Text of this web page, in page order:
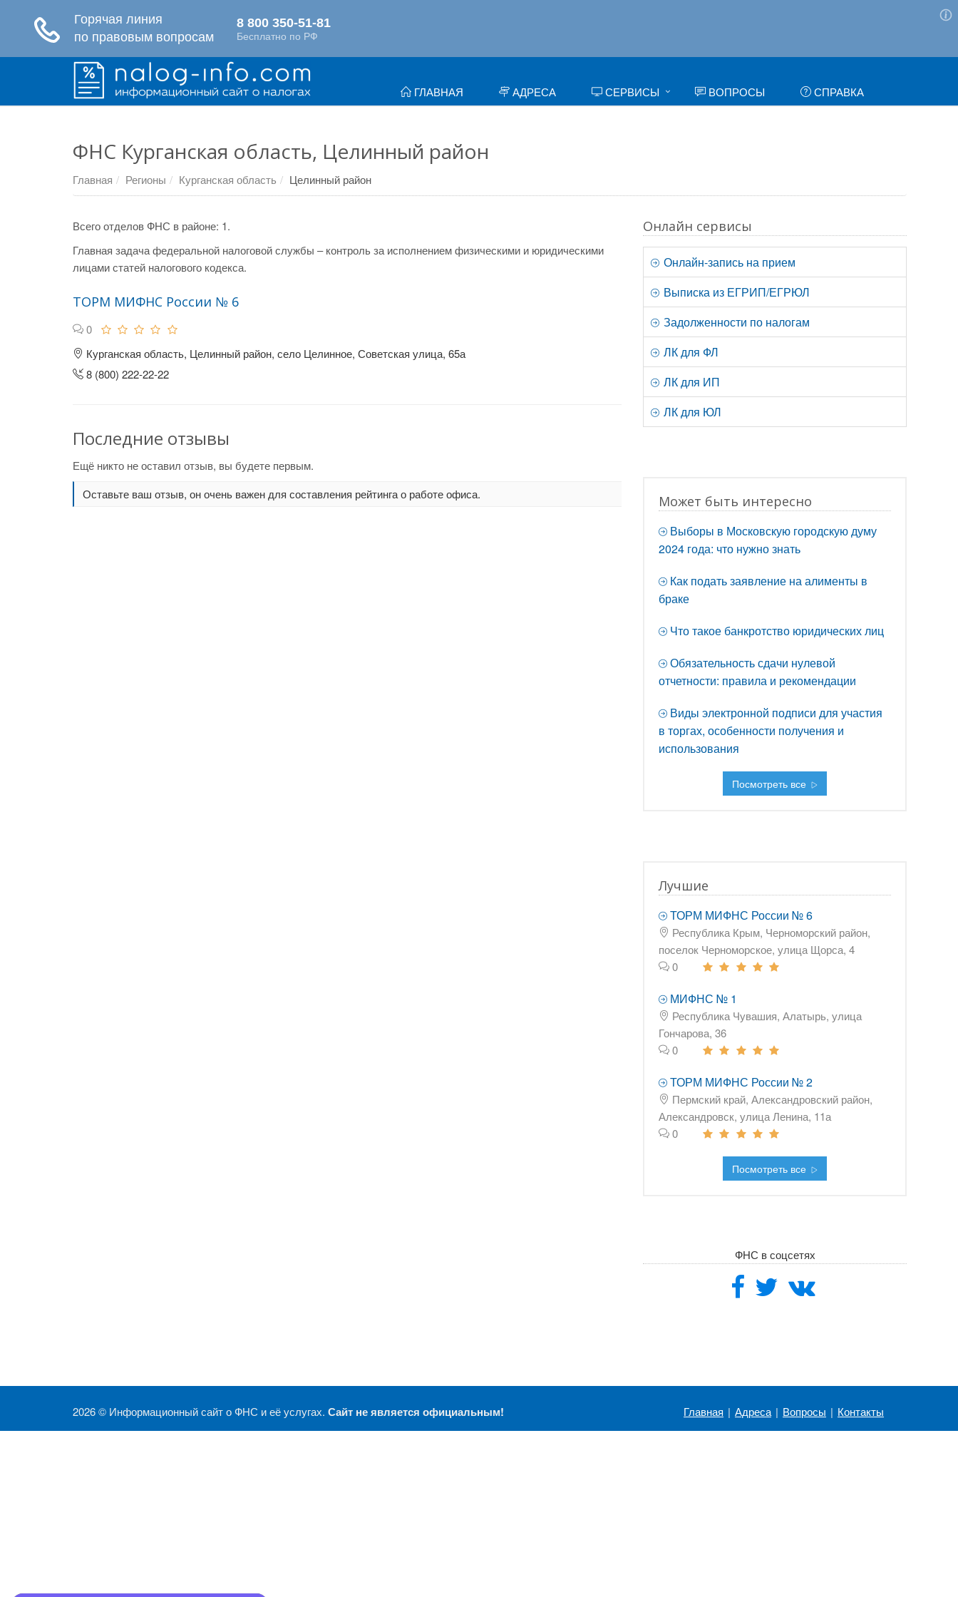
ГЛАВНАЯ АДРЕСА СЕРВИСЫ ВОПРОСЫ СПРАВКА
ФНС Курганская область, Целинный район
Главная Регионы Курганская область Целинный район
Всего отделов ФНС в районе: 1.
Главная задача федеральной налоговой службы – контроль за исполнением физическими и юридическими
лицами статей налогового кодекса.
ТОРМ МИФНС России № 6
0
Курганская область, Целинный район, село Целинное, Советская улица, 65а
8 (800) 222-22-22
Последние отзывы
Ещё никто не оставил отзыв, вы будете первым.
Оставьте ваш отзыв, он очень важен для составления рейтинга о работе офиса.
Онлайн сервисы
Онлайн-запись на прием
Выписка из ЕГРИП/ЕГРЮЛ
Задолженности по налогам
ЛК для ФЛ
ЛК для ИП
ЛК для ЮЛ
Может быть интересно
Выборы в Московскую городскую думу
2024 года: что нужно знать
Как подать заявление на алименты в
браке
Что такое банкротство юридических лиц
Обязательность сдачи нулевой
отчетности: правила и рекомендации
Виды электронной подписи для участия
в торгах, особенности получения и
использования
Посмотреть все
Лучшие
ТОРМ МИФНС России № 6
Республика Крым, Черноморский район,
поселок Черноморское, улица Щорса, 4
0
МИФНС № 1
Республика Чувашия, Алатырь, улица
Гончарова, 36
0
ТОРМ МИФНС России № 2
Пермский край, Александровский район,
Александровск, улица Ленина, 11а
0
Посмотреть все
ФНС в соцсетях
2026 © Информационный сайт о ФНС и её услугах. Сайт не является официальным! Главная | Адреса | Вопросы | Контакты